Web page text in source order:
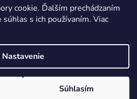
cookie. Ďalším prechádzaním
s ich používaním. Viac
Nastavenie
Súhlasím
Shoptet &
. Všetky práva